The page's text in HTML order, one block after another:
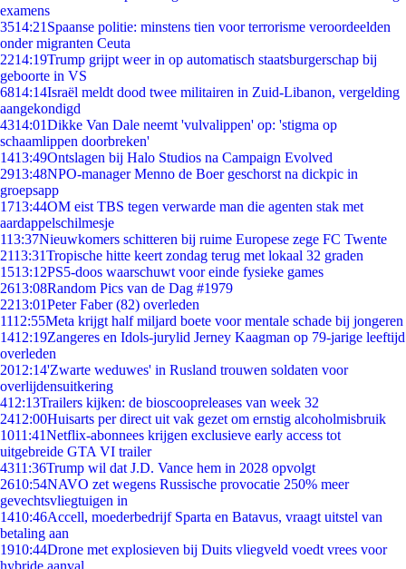
examens
3514:21 Spaanse politie: minstens tien voor terrorisme veroordeelden
onder migranten Ceuta
2214:19Trump grijpt weer in op automatisch staatsburgerschap bij
geboorte in VS
6814:14Israël meldt dood twee militairen in Zuid-Libanon, vergelding
aangekondigd
4314:01Dikke Van Dale neemt 'vulvalippen' op: 'stigma op
schaamlippen doorbreken'
1413:49Ontslagen bij Halo Studios na Campaign Evolved
2913:48NPO-manager Menno de Boer geschorst na dickpic in
groepsapp
1713:44OM eist TBS tegen verwarde man die agenten stak met
aardappelschilmesje
113:37Nieuwkomers schitteren bij ruime Europese zege FC Twente
2113:31Tropische hitte keert zondag terug met lokaal 32 graden
1513:12PS5-doos waarschuwt voor einde fysieke games
2613:08Random Pics van de Dag #1979
2213:01Peter Faber (82) overleden
1112:55Meta krijgt half miljard boete voor mentale schade bij jongeren
1412:19Zangeres en Idols-jurylid Jerney Kaagman op 79-jarige leeftijd
overleden
2012:14'Zwarte weduwes' in Rusland trouwen soldaten voor
overlijdensuitkering
412:13Trailers kijken: de bioscoopreleases van week 32
2412:00Huisarts per direct uit vak gezet om ernstig alcoholmisbruik
1011:41Netflix-abonnees krijgen exclusieve early access tot
uitgebreide GTA VI trailer
4311:36Trump wil dat J.D. Vance hem in 2028 opvolgt
2610:54NAVO zet wegens Russische provocatie 250% meer
gevechtsvliegtuigen in
1410:46Accell, moederbedrijf Sparta en Batavus, vraagt uitstel van
betaling aan
1910:44Drone met explosieven bij Duits vliegveld voedt vrees voor
hybride aanval